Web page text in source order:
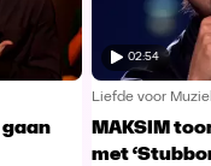
gaan
02:54
Liefde voor
MAKSIM
met